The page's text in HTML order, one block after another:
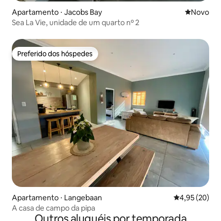
Apartamento ⋅ Jacobs Bay Novo
Novo
Sea La Vie, unidade de um quarto nº 2
Preferido dos hóspedes
Preferido dos hóspedes
Apartamento ⋅ Langebaan 4,95 de uma
4,95 (20)
A casa de campo da pipa